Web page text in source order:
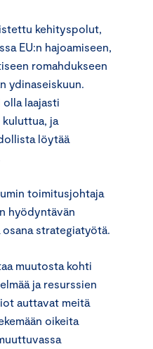
kehityspolut,
EU:n hajoamiseen,
romahdukseen
ydinaseiskuun.
laajasti
ja
löytää
toimitusjohtaja
hyödyntävän
strategiatyötä.
muutosta kohti
ja resurssien
auttavat meitä
oikeita